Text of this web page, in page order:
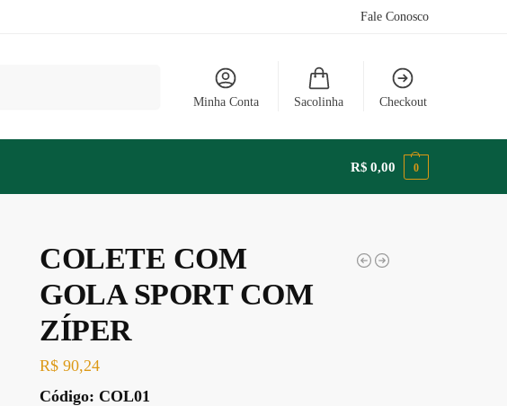
Fale Conosco
Minha Conta Sacolinha Checkout
R$ 0,00 0
COLETE COM
GOLA SPORT COM
ZÍPER
R$ 90,24
Código: COL01